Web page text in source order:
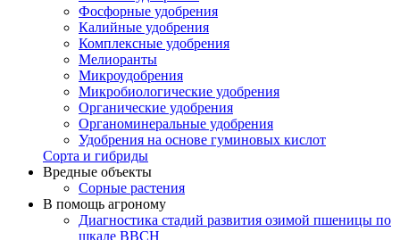
Фосфорные удобрения
Калийные удобрения
Комплексные удобрения
Мелиоранты
Микроудобрения
Микробиологические удобрения
Органические удобрения
Органоминеральные удобрения
Удобрения на основе гуминовых кислот
Сорта и гибриды
Вредные объекты
Сорные растения
В помощь агроному
Диагностика стадий развития озимой пшеницы по
шкале ВВСН